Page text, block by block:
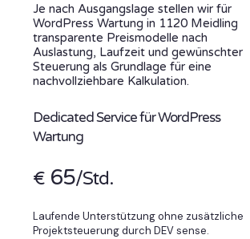
Je nach Ausgangslage stellen wir für
WordPress Wartung in 1120 Meidling
transparente Preismodelle nach
Auslastung, Laufzeit und gewünschter
Steuerung als Grundlage für eine
nachvollziehbare Kalkulation.
Dedicated Service für WordPress
Wartung
€ 65/Std.
Laufende Unterstützung ohne zusätzliche
Projektsteuerung durch DEV sense.